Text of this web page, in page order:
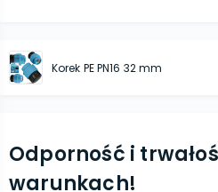
Korek PE PN16 32 mm
Odporność i
warunkach!